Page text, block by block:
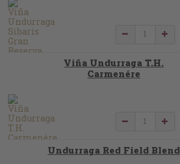
Viña Undurraga T.H.
Carmenére
Undurraga Red Field Blend